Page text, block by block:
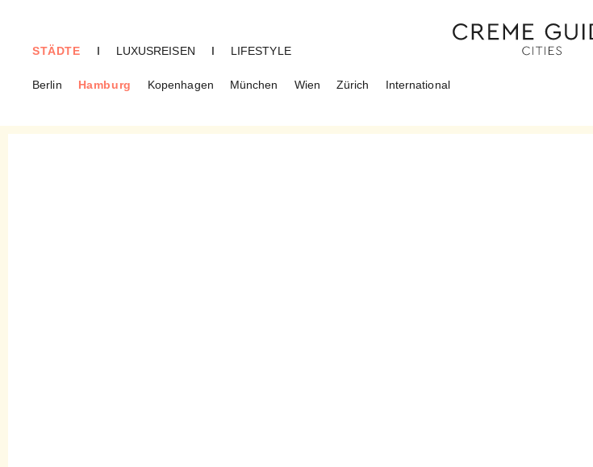
STÄDTE
Berlin Hamburg Kopenhagen München Wien Zürich International
I LUXUSREISEN I LIFESTYLE